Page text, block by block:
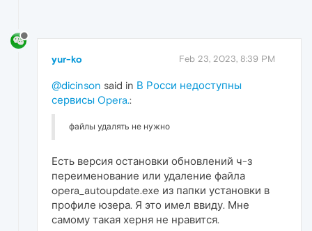
yur-ko Feb 23, 2023, 8:39 PM
@dicinson said in В Росси недоступны
сервисы Opera.:
файлы удалять не нужно
Есть версия остановки обновлений ч-з
переименование или удаление файла
opera_autoupdate.exe из папки установки в
профиле юзера. Я это имел ввиду. Мне
самому такая херня не нравится.